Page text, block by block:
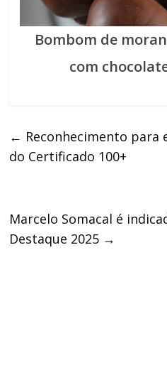
Bombom de
com
← Reconhecimento para
do Certificado 100+
Marcelo Somacal é
Destaque 2025 →